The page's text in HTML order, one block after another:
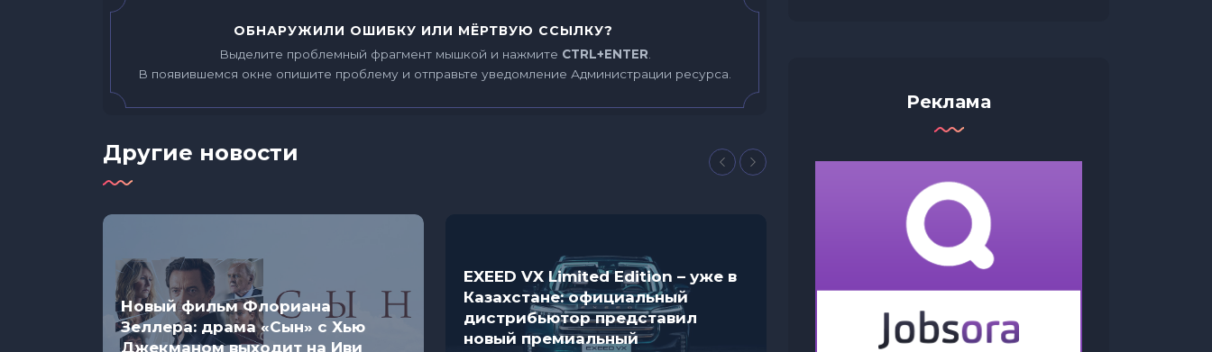
ОБНАРУЖИЛИ ОШИБКУ ИЛИ МЁРТВУЮ ССЫЛКУ?
Выделите проблемный фрагмент мышкой и нажмите CTRL+ENTER
В появившемся окне опишите проблему и отправьте уведомление Администрации ресурса.
Другие новости
Новый фильм Флориана
Зеллера: драма «Сын» с Хью
Джекманом выходит на Иви
EXEED VX Limited Edition – уже в
Казахстане: официальный
дистрибьютор представил
новый премиальный
Реклама